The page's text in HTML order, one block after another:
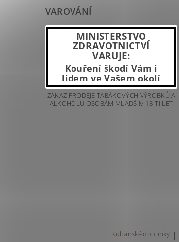
VAROVÁNÍ
MINISTERSTVO
ZDRAVOTNICTVÍ
VARUJE:
Kouření škodí Vám i
lidem ve Vašem okolí
ZÁKAZ PRODEJE TABÁKOVÝCH VÝROBKŮ A
ALKOHOLU OSOBÁM MLADŠÍM 18-TI LET
Kubánské doutníky |